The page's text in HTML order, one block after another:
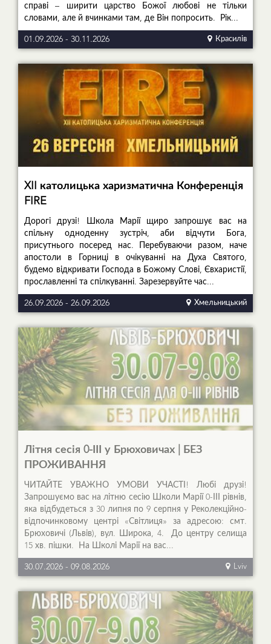
справі – ширити царство Божої любові не тільки
словами, але й вчинками там, де Він попросить. Рік...
01.09.2026 - 30.11.2026 Красилів
XII католицька харизматична Конференція
FIRE
Дорогі друзі! Школа Марії щиро запрошує вас на
спільну одноденну зустріч, аби відчути Бога,
присутнього посеред нас. Перебуваючи разом, наче
апостоли в Горниці в очікуванні на Духа Святого,
будемо відкривати Господа в Божому Слові, Євхаристії,
прославленні та спілкуванні. Зарезервуйте час...
26.09.2026 - 26.09.2026 Хмельницький
Літня сесія 0-ІІІ у Брюховичах | БЕЗ
ПРОЖИВАННЯ
ЧИТАЙТЕ УВАЖНО УМОВИ УЧАСТІ! Любі друзі!
Запрошуємо вас на літню сесію Школи Марії 0-ІІІ рівнів,
яка відбудеться з 30 липня по 9 серпня у Реколекційно-
відпочинковому центрі «Світлиця» за адресою: смт.
Брюховичі (Львів), вул. Широка, 4. До центру селища
15 хв. пішки. На Школі Марії на вас...
30.07.2026 - 09.08.2026 Lviv